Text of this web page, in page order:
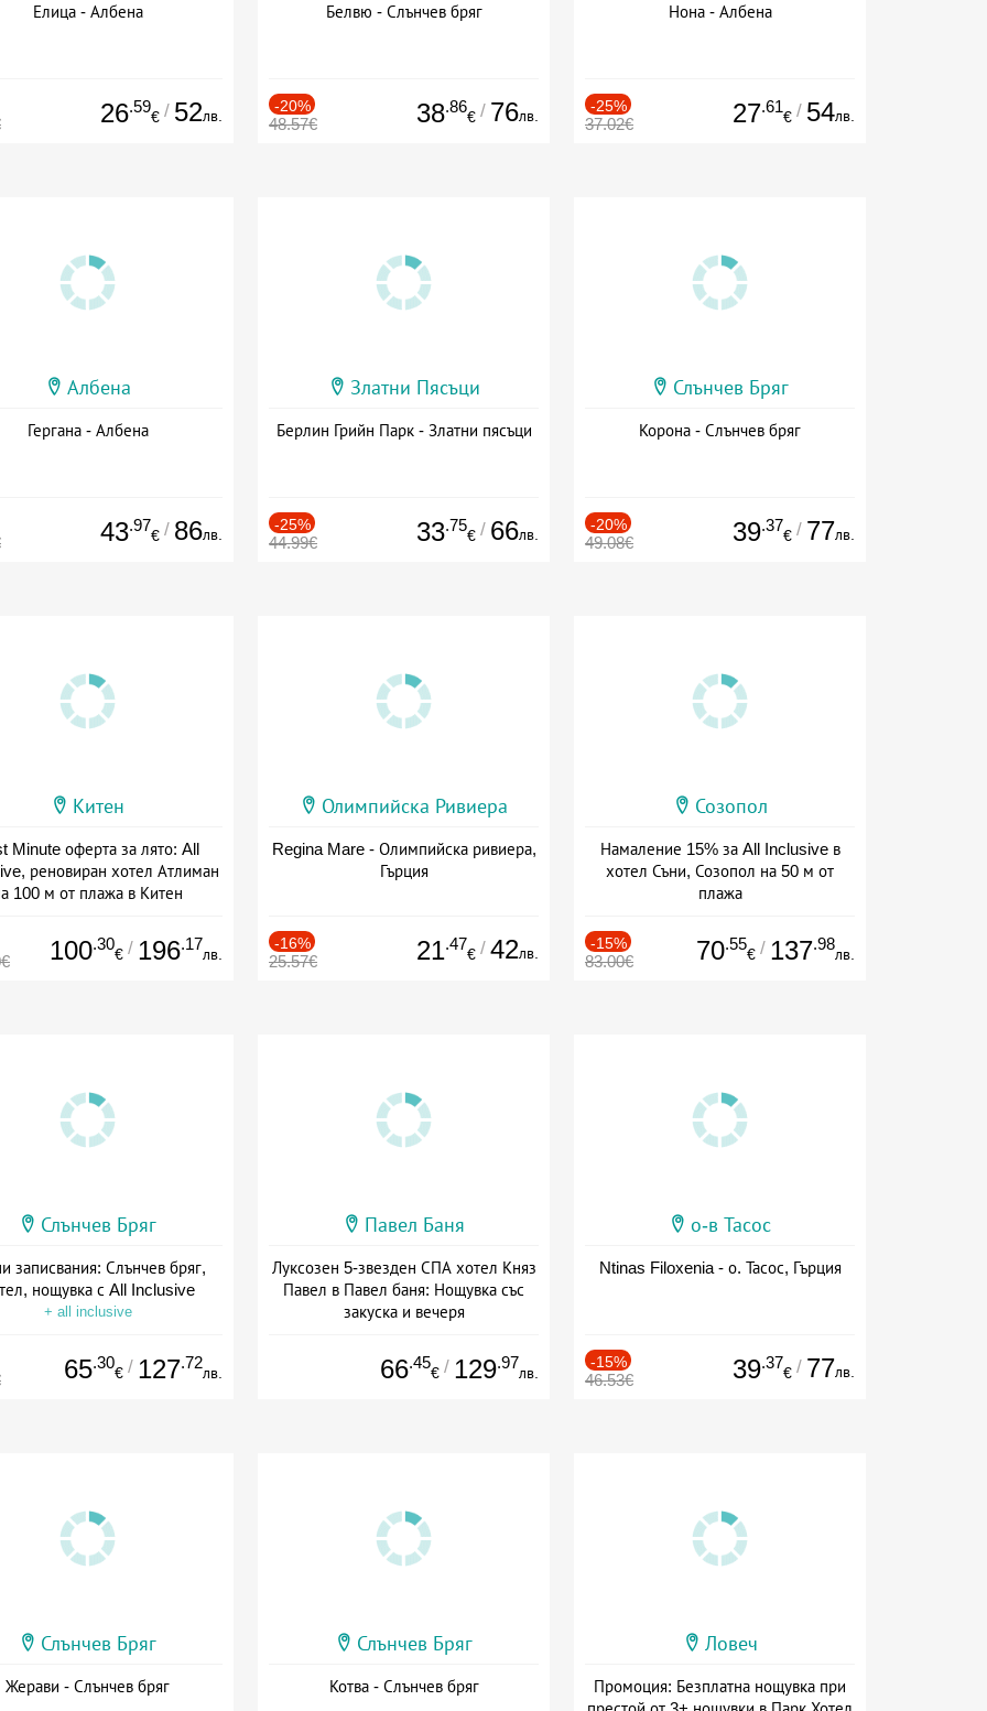
Елица - Албена
26.59
€ / 52лв.
Белвю - Слънчев бряг
-20%
48.57€ 38.86
€ / 76лв.
Нона - Албена
-25%
37.02€ 27.61
€ / 54лв.
Албена
Гергана - Албена
43.97
€ / 86лв.
Златни Пясъци
Берлин Грийн Парк - Златни пясъци
-25%
44.99€ 33.75
€ / 66лв.
Слънчев Бряг
Корона - Слънчев бряг
-20%
49.08€ 39.37
€ / 77лв.
Китен
Minute оферта за лято: All
реновиран хотел Атлиман
100 м от плажа в Китен
100.30
€ / 196.17
лв.
Олимпийска Ривиера
Regina Mare - Олимпийска ривиера,
Гърция
-16%
25.57€ 21.47
€ / 42лв.
Созопол
Намаление 15% за All Inclusive в
хотел Съни, Созопол на 50 м от
плажа
-15%
83.00€ 70.55
€ / 137.98
лв.
Слънчев Бряг
записвания: Слънчев бряг,
нощувка с All Inclusive
+ all inclusive
65.30
€ / 127.72
лв.
Павел Баня
Луксозен 5-звезден СПА хотел Княз
Павел в Павел баня: Нощувка със
закуска и вечеря
66.45
€ / 129.97
лв.
о-в Тасос
Ntinas Filoxenia - о. Тасос, Гърция
-15%
46.53€ 39.37
€ / 77лв.
Слънчев Бряг
Жерави - Слънчев бряг
Слънчев Бряг
Котва - Слънчев бряг
Ловеч
Промоция: Безплатна нощувка при